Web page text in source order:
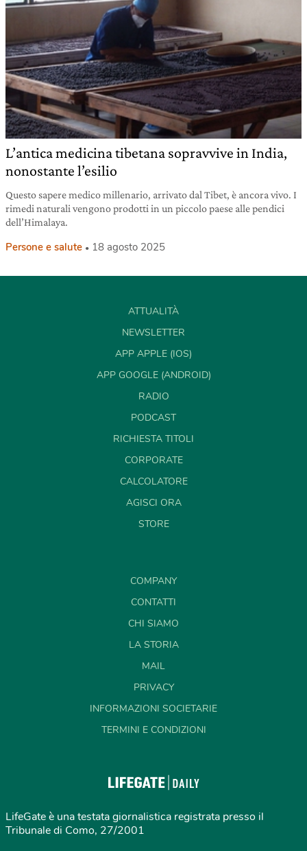
L’antica medicina tibetana sopravvive in India,
nonostante l’esilio
Questo sapere medico millenario, arrivato dal Tibet, è ancora vivo. I
rimedi naturali vengono prodotti in un piccolo paese alle pendici
dell’Himalaya.
Persone e salute 18 agosto 2025
ATTUALITÀ
NEWSLETTER
APP APPLE (IOS)
APP GOOGLE (ANDROID)
RADIO
PODCAST
RICHIESTA TITOLI
CORPORATE
CALCOLATORE
AGISCI ORA
STORE
COMPANY
CONTATTI
CHI SIAMO
LA STORIA
MAIL
PRIVACY
INFORMAZIONI SOCIETARIE
TERMINI E CONDIZIONI
LifeGate è una testata giornalistica registrata presso il
Tribunale di Como, 27/2001